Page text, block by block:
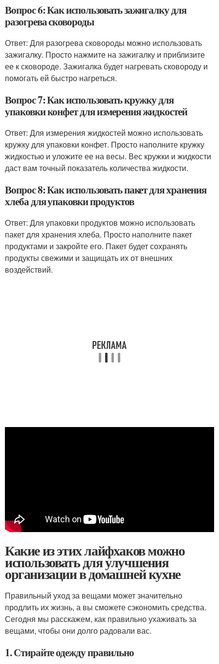
Вопрос 6: Как использовать зажигалку для
разогрева сковороды
Ответ: Для разогрева сковороды можно использовать
зажигалку. Просто нажмите на зажигалку и приблизите
ее к сковороде. Зажигалка будет нагревать сковороду и
помогать ей быстро нагреться.
Вопрос 7: Как использовать кружку для
упаковки конфет для измерения жидкостей
Ответ: Для измерения жидкостей можно использовать
кружку для упаковки конфет. Просто наполните кружку
жидкостью и уложите ее на весы. Вес кружки и жидкости
даст вам точный показатель количества жидкости.
Вопрос 8: Как использовать пакет для хранения
хлеба для упаковки продуктов
Ответ: Для упаковки продуктов можно использовать
пакет для хранения хлеба. Просто наполните пакет
продуктами и закройте его. Пакет будет сохранять
продукты свежими и защищать их от внешних
воздействий.
Какие из этих лайфхаков можно
использовать для улучшения
организации в домашней кухне
Правильный уход за вещами может значительно
продлить их жизнь, а вы сможете сэкономить средства.
Сегодня мы расскажем, как правильно ухаживать за
вещами, чтобы они долго радовали вас.
1. Стирайте одежду правильно